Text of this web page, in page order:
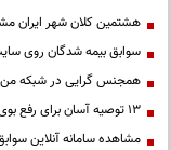
هشتمین کلان شهر
سوابق بیمه شدگان روی
همجنس گرایی در شبکه من
13 توصیه آسان برای رفع بوی بد دهان
مشاهده سامانه آنلاين